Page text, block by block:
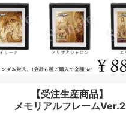
【受注生産商品】
メモリアルフレームVer.2